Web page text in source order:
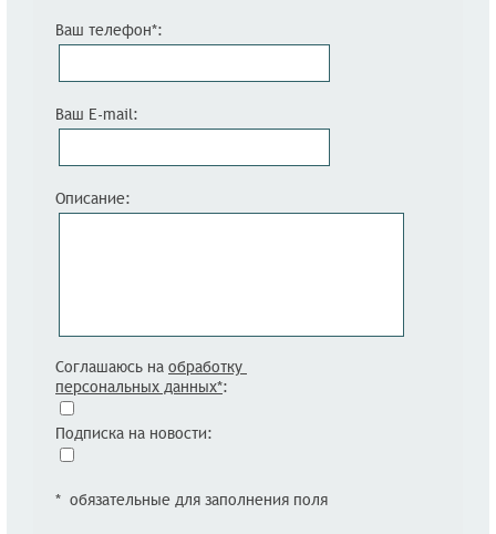
Ваш телефон*:
Ваш E-mail:
Описание:
Соглашаюсь на обработку
персональных данных*:
Подписка на новости:
* обязательные для заполнения поля